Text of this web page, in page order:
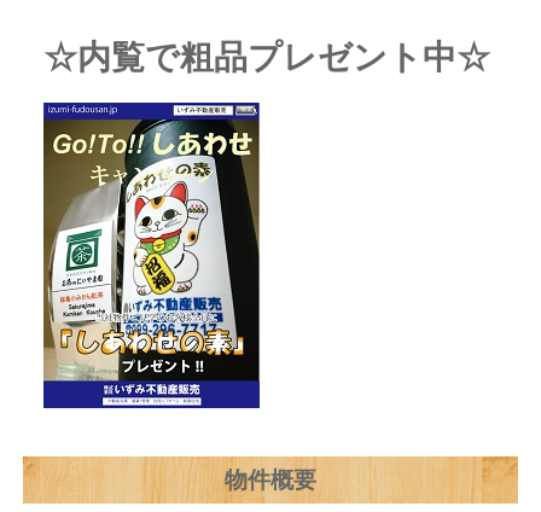
☆内覧で粗品プレゼント中☆
物件概要